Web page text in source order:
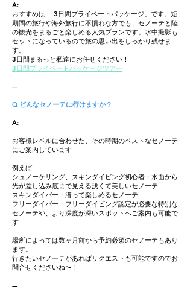
A:
おすすめは 「3日間プライベートパッケージ」です。短
期間の旅行や海外旅行に不慣れな方でも、セノーテと陸
の観光をまるごと楽しめる人気プランです。水中撮影も
セットになっているので旅の思い出をしっかり残せま
す。
3日間まるっと私達にお任せください！
3日間プライベートパッケージツアー
---
Q どんなセノーテに行けますか？
A:
お客様レベルに合わせた、その時期のベストなセノーテ
にご案内しています
例えば
シュノーケリング、スキンダイビング初心者：水面から
光が差し込み底まで見える浅くて美しいセノーテ
スキンダイバー：潜って楽しめるセノーテ
フリーダイバー：フリーダイビング認定が必要な特別な
セノーテや、より深度が深いスポットへご案内も可能で
す
場所によっては数ヶ月前から予約必須のセノーテもあり
ます。
行きたいセノーテがあればリクエストも可能ですのでお
問合せくださいね〜！
---